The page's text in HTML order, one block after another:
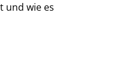
und wie es